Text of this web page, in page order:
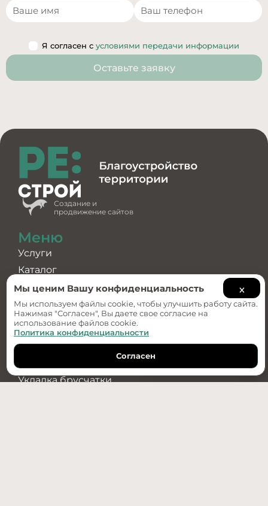
Я согласен с условиями передачи информации
Оставьте заявку
Создание и
продвижение сайтов
Меню
Услуги
Каталог
О компании
Примеры работ
Услуги
Ландшафтный дизайн
Укладка брусчатки
Обратный звонок
×
Мы ценим Вашу конфиденциальность
Мы используем файлы cookie, чтобы улучшить работу сайта.
Нажимая "Согласен", Вы даете свое согласие на
использование файлов cookie.
Политика конфиденциальности
Согласен